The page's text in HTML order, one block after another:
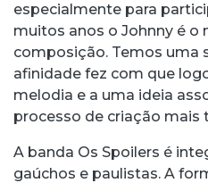
especialmente para
muitos anos o Johnny é o
composição. Temos uma
afinidade fez com que
melodia e a uma ideia
processo de criação mais
A banda Os Spoilers é
gaúchos e paulistas. A